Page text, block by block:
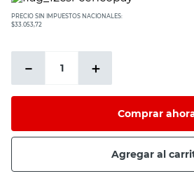
PRECIO SIN IMPUESTOS NACIONALES:
$33.053,72
＋
－
Comprar
Agregar al